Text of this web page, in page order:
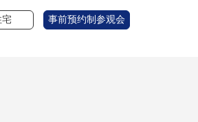
宅 事前预约制参观会